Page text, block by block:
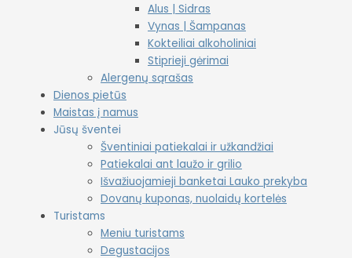
Alus | Sidras
Vynas | Šampanas
Kokteiliai alkoholiniai
Stiprieji gėrimai
Alergenų sąrašas
Dienos pietūs
Maistas į namus
Jūsų šventei
Šventiniai patiekalai ir užkandžiai
Patiekalai ant laužo ir grilio
Išvažiuojamieji banketai Lauko prekyba
Dovanų kuponas, nuolaidų kortelės
Turistams
Meniu turistams
Degustacijos